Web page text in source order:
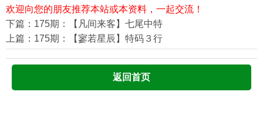
欢迎向您的朋友推荐本站或本资料，一起交流！
下篇：175期：【凡间来客】七尾中特
上篇：175期：【寥若星辰】特码３行
返回首页